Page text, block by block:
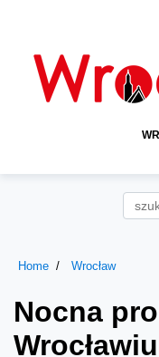
Home Wrocław
Nocna